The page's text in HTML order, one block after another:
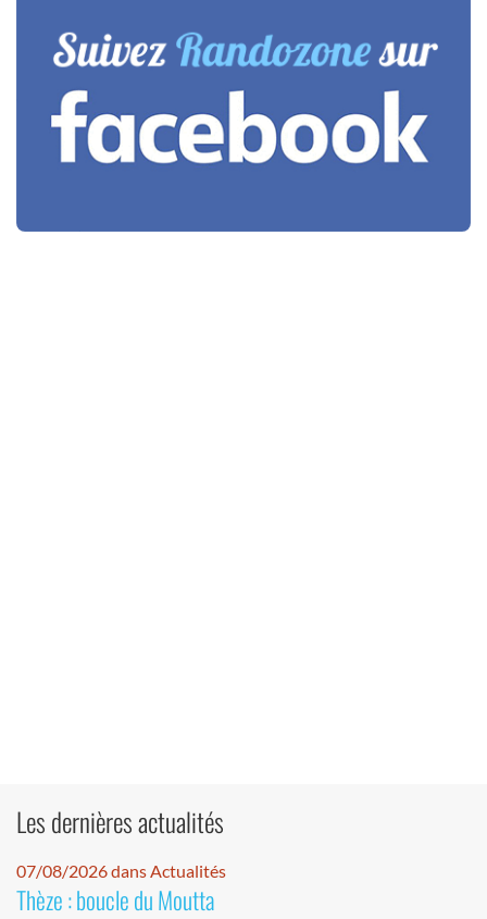
Les dernières actualités
07/08/2026 dans Actualités
Thèze : boucle du Moutta